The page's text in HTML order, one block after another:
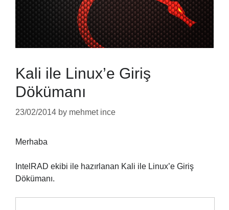
Kali ile Linux’e Giriş
Dökümanı
23/02/2014 by mehmet ince
Merhaba
IntelRAD ekibi ile hazırlanan Kali ile Linux’e Giriş
Dökümanı.